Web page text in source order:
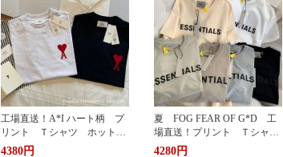
工場直送！A*I ハート柄 プ
リント Ｔシャツ ホットプ
リント 半袖 男女兼用 ユ
4380円
夏 FOG FEAR OF G*D 工
場直送！プリント Ｔシャ
ツ ホットプリント 半袖
4280円